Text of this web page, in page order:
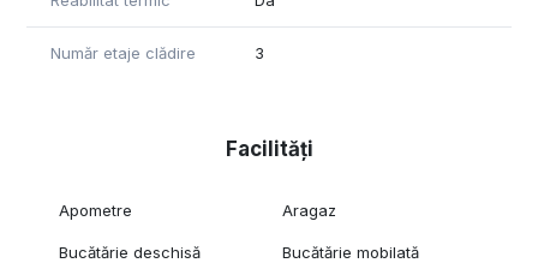
Număr etaje clădire 3
Facilități
Apometre Aragaz
Bucătărie deschisă Bucătărie mobilată